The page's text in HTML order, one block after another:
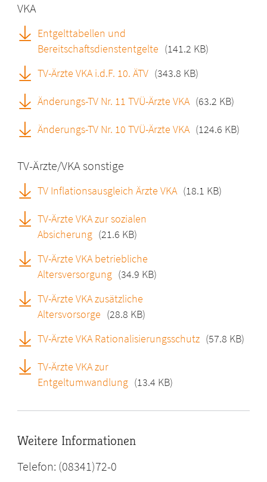
VKA
Entgelttabellen und
Bereitschaftsdienstentgelte (141.2 KB)
TV-Ärzte VKA i.d.F. 10. ÄTV (343.8 KB)
Änderungs-TV Nr. 11 TVÜ-Ärzte VKA (63.2 KB)
Änderungs-TV Nr. 10 TVÜ-Ärzte VKA (124.6 KB)
TV-Ärzte/VKA sonstige
TV Inflationsausgleich Ärzte VKA (18.1 KB)
TV-Ärzte VKA zur sozialen
Absicherung (21.6 KB)
TV-Ärzte VKA betriebliche
Altersversorgung (34.9 KB)
TV-Ärzte VKA zusätzliche
Altersvorsorge (28.8 KB)
TV-Ärzte VKA Rationalisierungsschutz (57.8 KB)
TV-Ärzte VKA zur
Entgeltumwandlung (13.4 KB)
Weitere Informationen
Telefon: (08341)72-0